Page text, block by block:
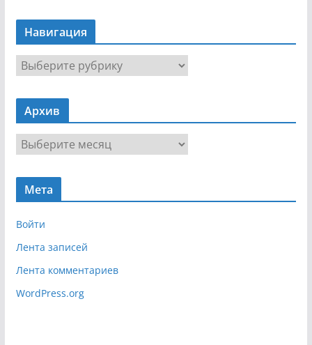
Навигация
Н
в
г
я
Архив
х
Мета
Войти
Лента записей
Лента комментариев
WordPress.org